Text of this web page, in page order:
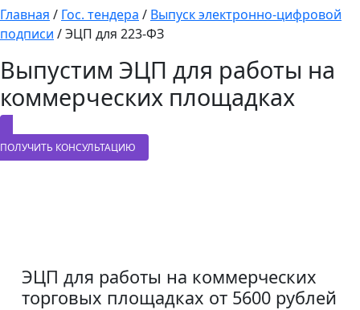
Главная / Гос. тендера / Выпуск электронно-цифровой
подписи /ЭЦП для 223-ФЗ
Выпустим ЭЦП для работы на
коммерческих площадках
ПОЛУЧИТЬ КОНСУЛЬТАЦИЮ
ЭЦП для работы на коммерческих
торговых площадках от 5600 рублей